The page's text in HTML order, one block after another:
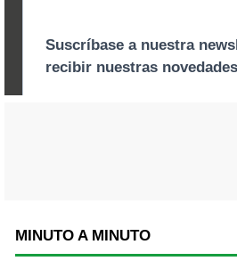
MINUTO A MINUTO